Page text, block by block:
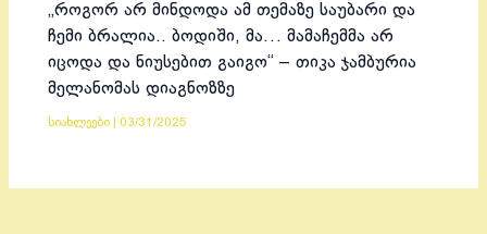
„როგორ არ მინდოდა ამ თემაზე საუბარი და
ჩემი ბრალია.. ბოდიში, მა… მამაჩემმა არ
იცოდა და ნიუსებით გაიგო“ – თიკა ჯამბურია
მელანომას დიაგნოზზე
სიახლეები 03/31/2025